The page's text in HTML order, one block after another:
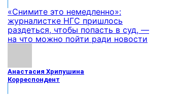
«Снимите это немедленно»:
журналистке НГС пришлось
раздеться, чтобы попасть в суд, —
на что можно пойти ради новости
Анастасия Хрипушина
Корреспондент